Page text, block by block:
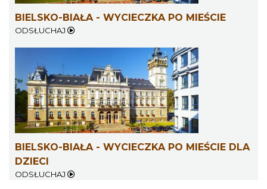
BIELSKO-BIAŁA - WYCIECZKA PO MIEŚCIE
ODSŁUCHAJ
BIELSKO-BIAŁA - WYCIECZKA PO MIEŚCIE DLA
DZIECI
ODSŁUCHAJ